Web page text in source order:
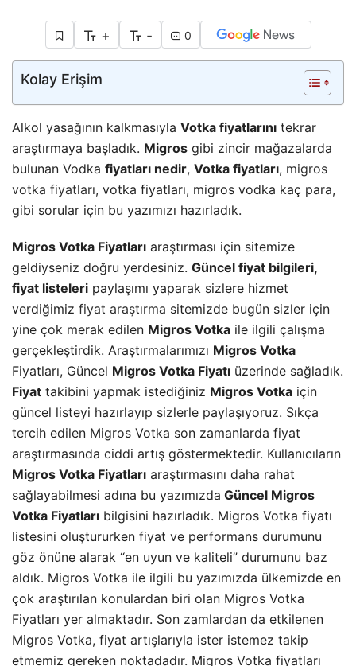
+ - 0
Kolay Erişim
Alkol yasağının kalkmasıyla Votka fiyatlarını tekrar
araştırmaya başladık. Migros gibi zincir mağazalarda
bulunan Vodka fiyatları nedir, Votka fiyatları, migros
votka fiyatları, votka fiyatları, migros vodka kaç para,
gibi sorular için bu yazımızı hazırladık.
Migros Votka Fiyatları araştırması için sitemize
geldiyseniz doğru yerdesiniz. Güncel fiyat bilgileri,
fiyat listeleri paylaşımı yaparak sizlere hizmet
verdiğimiz fiyat araştırma sitemizde bugün sizler için
yine çok merak edilen Migros Votka ile ilgili çalışma
gerçekleştirdik. Araştırmalarımızı Migros Votka
Fiyatları, Güncel Migros Votka Fiyatı üzerinde sağladık.
Fiyat takibini yapmak istediğiniz Migros Votka için
güncel listeyi hazırlayıp sizlerle paylaşıyoruz. Sıkça
tercih edilen Migros Votka son zamanlarda fiyat
araştırmasında ciddi artış göstermektedir. Kullanıcıların
Migros Votka Fiyatları araştırmasını daha rahat
sağlayabilmesi adına bu yazımızda Güncel Migros
Votka Fiyatları bilgisini hazırladık. Migros Votka fiyatı
listesini oluştururken fiyat ve performans durumunu
göz önüne alarak “en uyun ve kaliteli” durumunu baz
aldık. Migros Votka ile ilgili bu yazımızda ülkemizde en
çok araştırılan konulardan biri olan Migros Votka
Fiyatları yer almaktadır. Son zamlardan da etkilenen
Migros Votka, fiyat artışlarıyla ister istemez takip
etmemiz gereken noktadadır. Migros Votka fiyatları